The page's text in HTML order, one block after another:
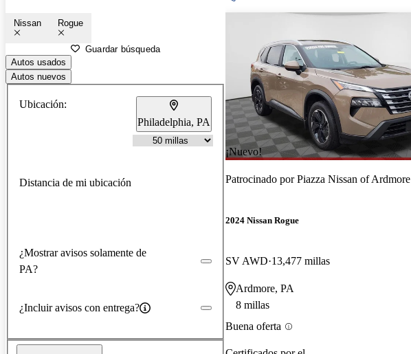
Nissan Rogue
Guardar búsqueda
Autos usados
Autos nuevos
Ubicación:
Philadelphia, PA
Distancia de mi ubicación
¿Mostrar avisos solamente de
PA?
¿Incluir avisos con entrega?
¡Nuevo!
Patrocinado porPiazza Nissan of Ardmore
2024 Nissan Rogue
SV AWD 13,477 millas
Ardmore, PA
8 millas
Buena oferta